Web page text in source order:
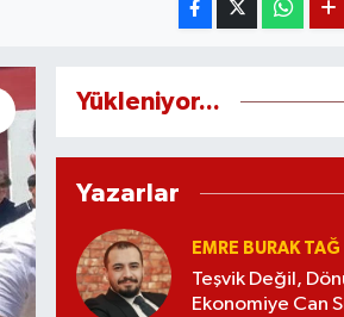
Yükleniyor...
Yazarlar
EMRE BURAK TAĞ
Teşvik Değil,
Ekonomiye Can